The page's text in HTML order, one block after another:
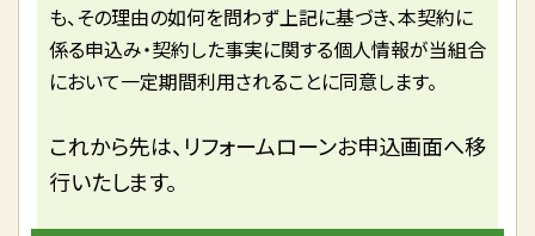
も、その理由の如何を問わず上記に基づき、本契約に
係る申込み・契約した事実に関する個人情報が当組合
において一定期間利用されることに同意します。
これから先は、リフォームローンお申込画面へ移
行いたします。